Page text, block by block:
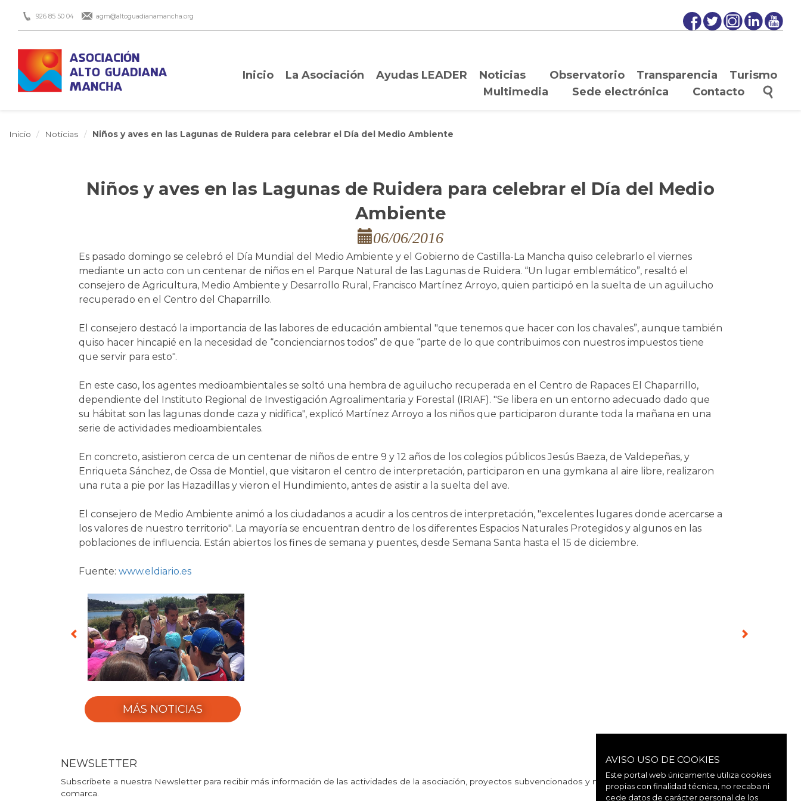
926 85 50 04 agm@altoguadianamancha.org
Inicio La Asociación Ayudas LEADER Noticias Observatorio Transparencia
Turismo
Multimedia
Sede electrónica Contacto
Inicio Noticias Niños y aves en las Lagunas de Ruidera para celebrar el Día del Medio Ambiente
Niños y aves en las Lagunas de Ruidera para celebrar el Día del Medio
Ambiente
06/06/2016
Es pasado domingo se celebró el Día Mundial del Medio Ambiente y el Gobierno de Castilla-La Mancha quiso celebrarlo el viernes
mediante un acto con un centenar de niños en el Parque Natural de las Lagunas de Ruidera. “Un lugar emblemático”, resaltó el
consejero de Agricultura, Medio Ambiente y Desarrollo Rural, Francisco Martínez Arroyo, quien participó en la suelta de un aguilucho
recuperado en el Centro del Chaparrillo.
El consejero destacó la importancia de las labores de educación ambiental "que tenemos que hacer con los chavales”, aunque también
quiso hacer hincapié en la necesidad de “concienciarnos todos” de que “parte de lo que contribuimos con nuestros impuestos tiene
que servir para esto".
En este caso, los agentes medioambientales se soltó una hembra de aguilucho recuperada en el Centro de Rapaces El Chaparrillo,
dependiente del Instituto Regional de Investigación Agroalimentaria y Forestal (IRIAF). "Se libera en un entorno adecuado dado que
su hábitat son las lagunas donde caza y nidifica", explicó Martínez Arroyo a los niños que participaron durante toda la mañana en una
serie de actividades medioambientales.
En concreto, asistieron cerca de un centenar de niños de entre 9 y 12 años de los colegios públicos Jesús Baeza, de Valdepeñas, y
Enriqueta Sánchez, de Ossa de Montiel, que visitaron el centro de interpretación, participaron en una gymkana al aire libre, realizaron
una ruta a pie por las Hazadillas y vieron el Hundimiento, antes de asistir a la suelta del ave.
El consejero de Medio Ambiente animó a los ciudadanos a acudir a los centros de interpretación, "excelentes lugares donde acercarse a
los valores de nuestro territorio". La mayoría se encuentran dentro de los diferentes Espacios Naturales Protegidos y algunos en las
poblaciones de influencia. Están abiertos los fines de semana y puentes, desde Semana Santa hasta el 15 de diciembre.
Fuente: www.eldiario.es
MÁS NOTICIAS
NEWSLETTER
Subscríbete a nuestra Newsletter para recibir más información de las actividades de la asociación, proyectos subvencionados y noticias de interés de nuestra
comarca.
AVISO USO DE COOKIES
Este portal web únicamente utiliza cookies
propias con finalidad técnica, no recaba ni
cede datos de carácter personal de los